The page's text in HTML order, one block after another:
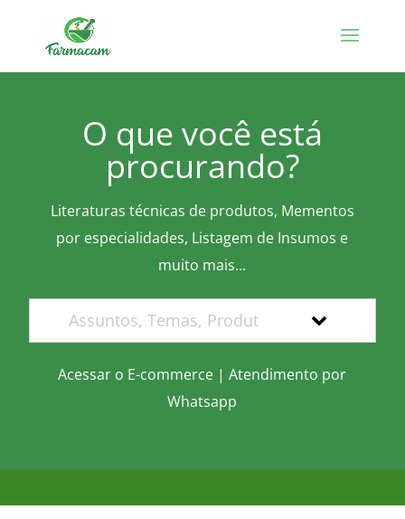
O que você está
procurando?
Literaturas técnicas de produtos, Mementos
por especialidades, Listagem de Insumos e
muito mais...
Acessar o E-commerce |Atendimento por
Whatsapp